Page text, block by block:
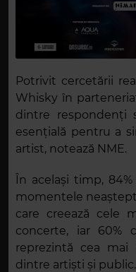
Potrivit cercetării
Whisky în
dintre respondenți
esențială pentru a
artist, notează NME.
În același timp,
momentele
care creează cele
concerte, iar 60%
reprezintă cea mai
dintre artiști și public.